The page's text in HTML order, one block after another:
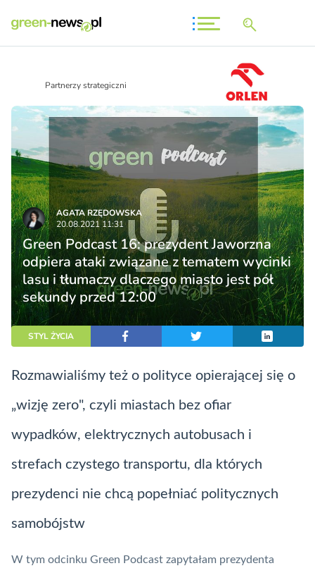
Partnerzy strategiczni
AGATA RZĘDOWSKA
20.08.2021 11:31
Green Podcast 16: prezydent Jaworzna
odpiera ataki związane z tematem wycinki
lasu i tłumaczy dlaczego miasto jest pół
sekundy przed 12:00
STYL ŻYCIA
Rozmawialiśmy też o polityce opierającej się o
„wizję zero", czyli miastach bez ofiar
wypadków, elektrycznych autobusach i
strefach czystego transportu, dla których
prezydenci nie chcą popełniać politycznych
samobójstw
W tym odcinku Green Podcast zapytałam prezydenta